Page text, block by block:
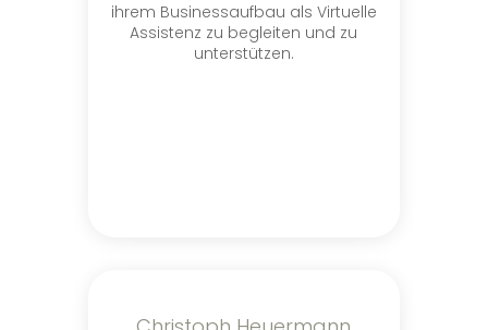
ihrem Businessaufbau als Virtuelle
Assistenz zu begleiten und zu
unterstützen.